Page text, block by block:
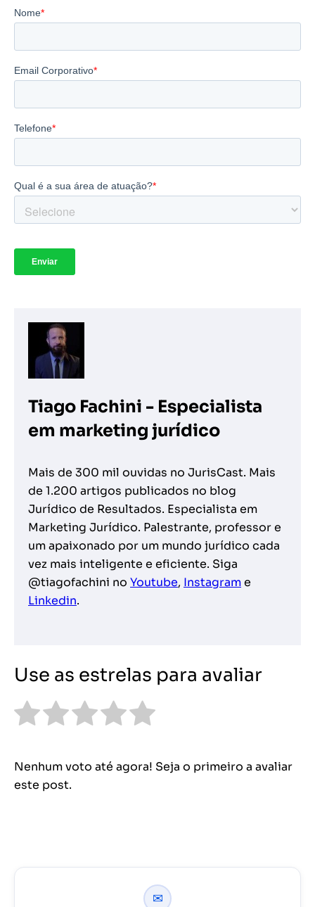
Tiago Fachini - Especialista
em marketing jurídico
Mais de 300 mil ouvidas no JurisCast. Mais
de 1.200 artigos publicados no blog
Jurídico de Resultados. Especialista em
Marketing Jurídico. Palestrante, professor e
um apaixonado por um mundo jurídico cada
vez mais inteligente e eficiente. Siga
@tiagofachini no Youtube, Instagrame
Linkedin.
Use as estrelas para avaliar
Nenhum voto até agora! Seja o primeiro a avaliar
este post.
✉